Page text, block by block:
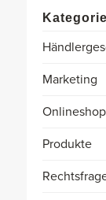
Marketing
Produkte